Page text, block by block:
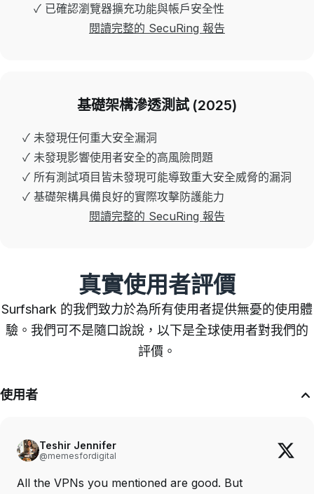
✓ 已確認瀏覽器擴充功能與帳戶安全性
閱讀完整的 SecuRing 報告
基礎架構滲透測試 (2025)
✓ 未發現任何重大安全漏洞
✓ 未發現影響使用者安全的高風險問題
✓ 所有測試項目皆未發現可能導致重大安全威脅的漏洞
✓ 基礎架構具備良好的實際攻擊防護能力
閱讀完整的 SecuRing 報告
真實使用者評價
Surfshark 的我們致力於為所有使用者提供無憂的使用體
驗。我們可不是隨口說說，以下是全球使用者對我們的
評價。
使用者
Teshir Jennifer
@memesfordigital
All the VPNs you mentioned are good. But